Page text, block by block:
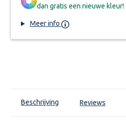
dan gratis een nieuwe kleur!
Meer info
Beschrijving Reviews